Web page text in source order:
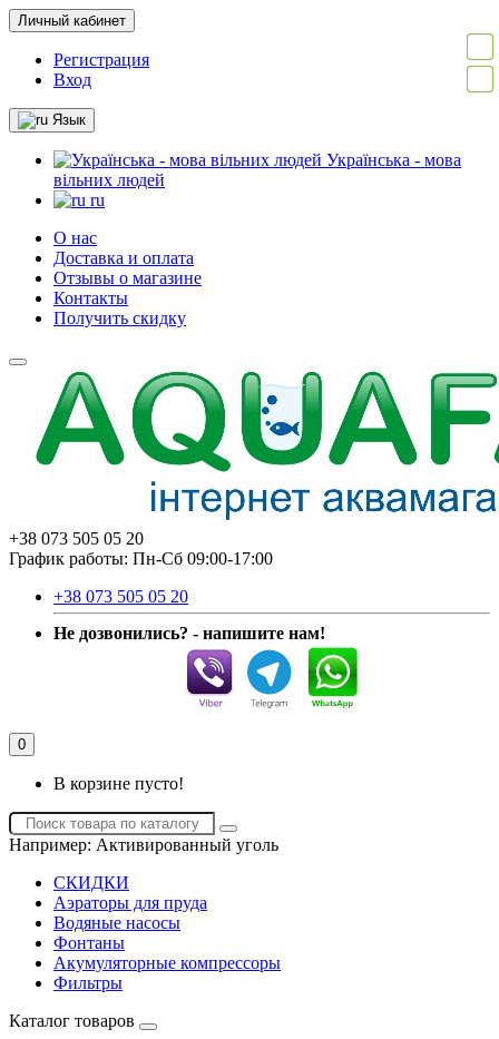
Личный кабинет
Регистрация
Вход
Язык
Українська - мова
вільних людей
ru
О нас
Доставка и оплата
Отзывы о магазине
Контакты
Получить скидку
+38 073 505 05 20
График работы: Пн-Сб 09:00-17:00
+38 073 505 05 20
Не дозвонились? - напишите нам!
0
В корзине пусто!
Например: Активированный уголь
СКИДКИ
Аэраторы для пруда
Водяные насосы
Фонтаны
Акумуляторные компрессоры
Фильтры
Каталог товаров